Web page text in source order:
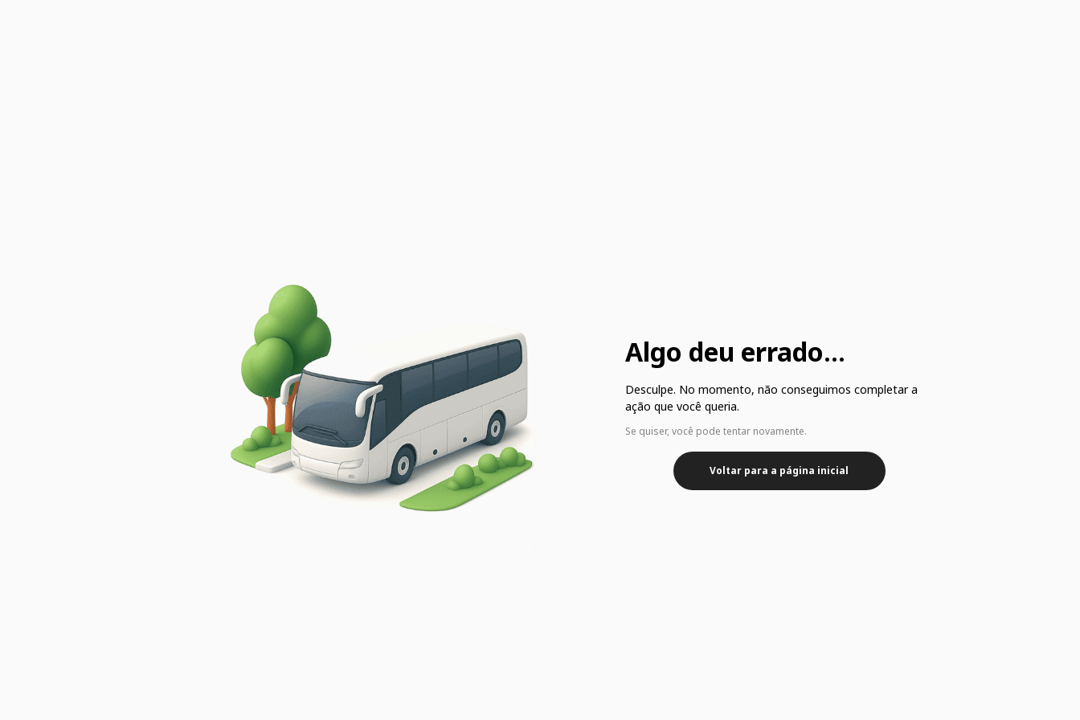
Algo deu errado...
Desculpe. No momento, não conseguimos completar a
ação que você queria.
Se quiser, você pode tentar novamente.
Voltar para a página inicial